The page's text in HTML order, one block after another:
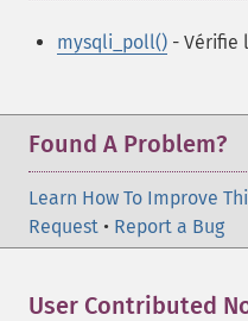
mysqli_poll() - Vérifie
Found A Problem?
Learn How To Improve
Request • Report a Bug
User Contributed